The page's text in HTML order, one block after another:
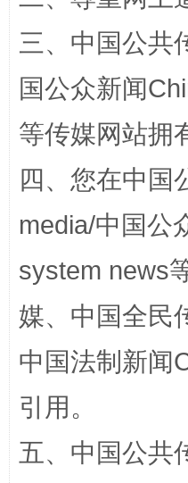
“蜀中异人”王建安的
完善运行机制助力责
三、中国公共
国公众新闻
等传媒网站拥
四、您在中国
media/中国公
system news
媒、中国全民
中国法制新闻
引用。
五、中国公共